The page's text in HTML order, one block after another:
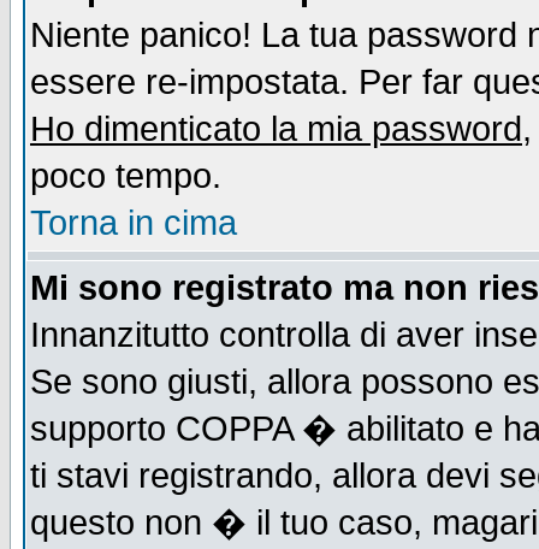
Niente panico! La tua
essere re-impostata. Per far
Ho dimenticato la mia password
poco tempo.
Torna in cima
Mi sono registrato ma non
Innanzitutto controlla di aver
Se sono giusti, allora possono
supporto COPPA � abilitato e
ti stavi registrando, allora devi
questo non � il tuo caso,